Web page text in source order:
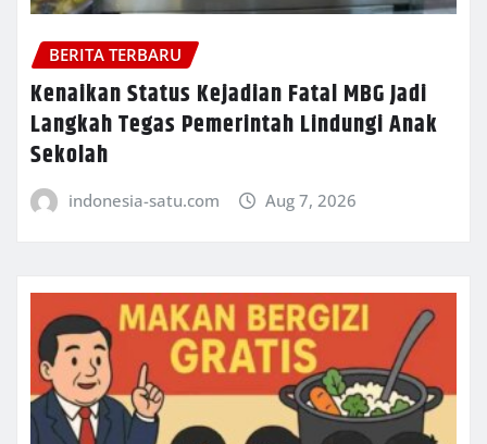
BERITA TERBARU
Kenaikan Status Kejadian Fatal MBG Jadi
Langkah Tegas Pemerintah Lindungi Anak
Sekolah
indonesia-satu.com Aug 7, 2026